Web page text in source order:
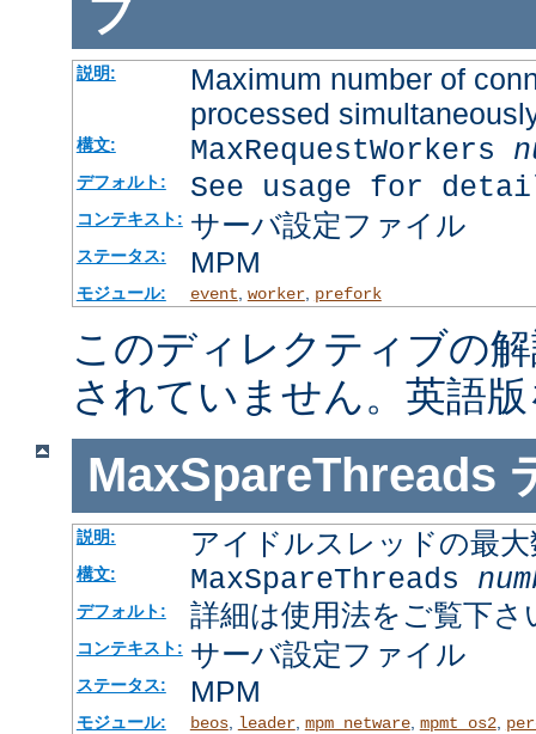
ブ
説明:
Maximum number of
processed
構文: MaxRequestWorkers
デフォルト: See usage for
コンテキスト: サーバ設定ファイル
ステータス: MPM
モジュール: event, worker, prefork
このディレクティブの
されていません。英語
MaxSpareThreads
説明: アイドルスレッドの最大
構文: MaxSpareThreads
デフォルト: 詳細は使用法をご覧下さ
コンテキスト: サーバ設定ファイル
ステータス: MPM
モジュール: beos, leader, mpm_netware, mpmt_os2,